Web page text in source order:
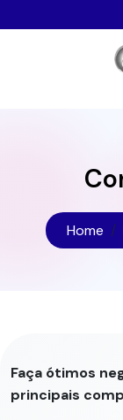
Home
Faça ótimos
principais